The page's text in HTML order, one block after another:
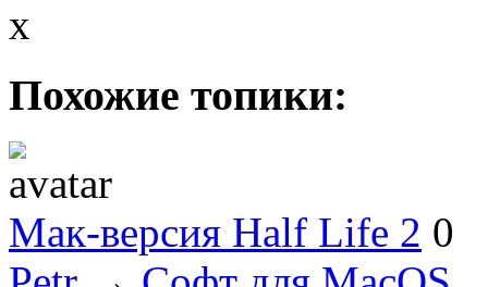
x
Похожие топики:
Мак-версия Half Life 2 0